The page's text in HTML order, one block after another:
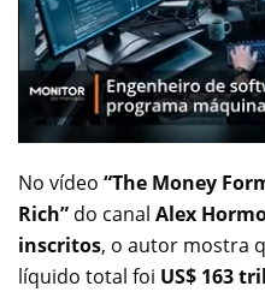
No vídeo “The Money
Rich” do canal Alex
inscritos, o autor mostra
líquido total foi US$ 163